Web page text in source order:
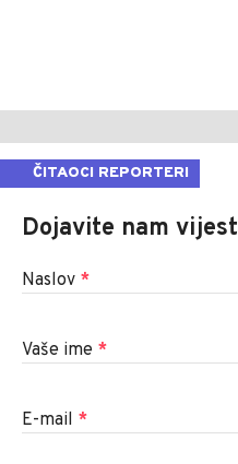
ČITAOCI REPORTERI
Dojavite nam vijest
Naslov *
Vaše ime *
E-mail *